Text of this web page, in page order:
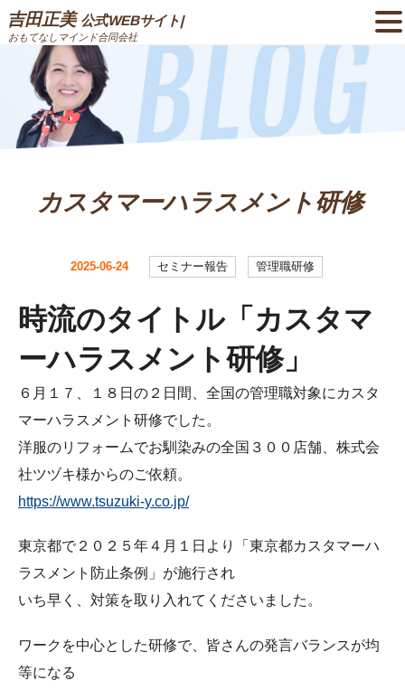
吉田正美公式WEBサイト|
おもてなしマインド合同会社
カスタマーハラスメント研修
2025-06-24 セミナー報告 管理職研修
時流のタイトル「カスタマ
ーハラスメント研修」
６月１７、１８日の２日間、全国の管理職対象にカスタ
マーハラスメント研修でした。
洋服のリフォームでお馴染みの全国３００店舗、株式会
社ツヅキ様からのご依頼。
https://www.tsuzuki-y.co.jp/
東京都で２０２５年４月１日より「東京都カスタマーハ
ラスメント防止条例」が施行され
いち早く、対策を取り入れてくださいました。
ワークを中心とした研修で、皆さんの発言バランスが均
等になる